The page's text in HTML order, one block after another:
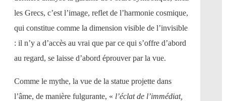
les Grecs, c’est l’image, reflet de l’harmonie cosmique,
qui constitue comme la dimension visible de l’invisible
: il n’y a d’accès au vrai que par ce qui s’offre d’abord
au regard, se laisse d’abord éprouver par la vue.
Comme le mythe, la vue de la statue projette dans
l’âme, de manière fulgurante, « l’éclat de l’immédiat,